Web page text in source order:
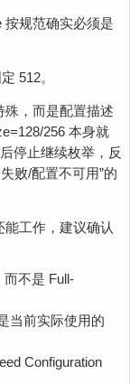
按规范确实必须是
512。
殊，而是配置描述
256 本身就
停止继续枚举，反
败/配置不可用”的
工作，建议确认
而不是 Full-
当前实际使用的
Configuration